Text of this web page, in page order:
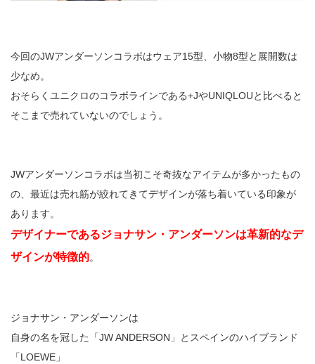
今回のJWアンダーソンコラボはウェア15型、小物8型と展開数は
少なめ。
おそらくユニクロのコラボラインである+JやUNIQLOUと比べると
そこまで売れていないのでしょう。
JWアンダーソンコラボは当初こそ奇抜なアイテムが多かったもの
の、最近は売れ筋が絞れてきてデザインが落ち着いている印象が
あります。
デザイナーであるジョナサン・アンダーソンは革新的なデ
ザインが特徴的。
ジョナサン・アンダーソンは
自身の名を冠した「JW ANDERSON」とスペインのハイブランド
「LOEWE」